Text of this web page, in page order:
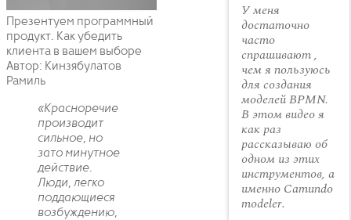
Презентуем программный
продукт. Как убедить
клиента в вашем выборе
Автор: Кинзябулатов
Рамиль
«Красноречие
производит
сильное, но
зато минутное
действие.
Люди, легко
поддающиеся
возбуждению,
У меня
достаточно
часто
спрашивают ,
чем я пользуюсь
для создания
моделей BPMN.
В этом видео я
как раз
рассказываю об
одном из этих
инструментов, а
именно Camundo
modeler.